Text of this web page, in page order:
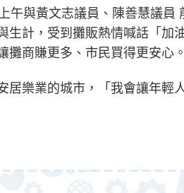
午與黃文志議員、陳善慧議員
生計，受到攤販熱情喊話「加
攤商賺更多、市民買得更安心。
居樂業的城市，「我會讓年輕